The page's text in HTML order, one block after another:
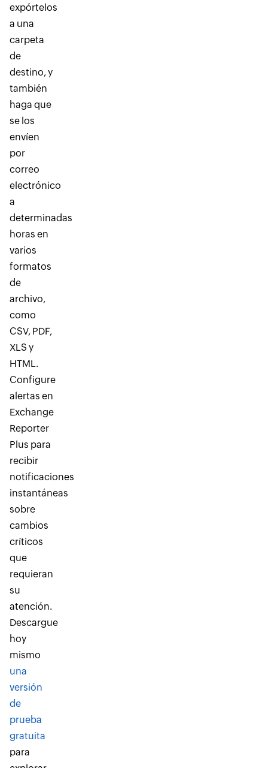
expórtelos
a una
carpeta
de
destino, y
también
haga que
se los
envíen
por
correo
electrónico
a
determinadas
horas en
varios
formatos
de
archivo,
como
CSV, PDF,
XLS y
HTML.
Configure
alertas en
Exchange
Reporter
Plus para
recibir
notificaciones
instantáneas
sobre
cambios
críticos
que
requieran
su
atención.
Descargue
hoy
mismo
una
versión
de
prueba
gratuita
para